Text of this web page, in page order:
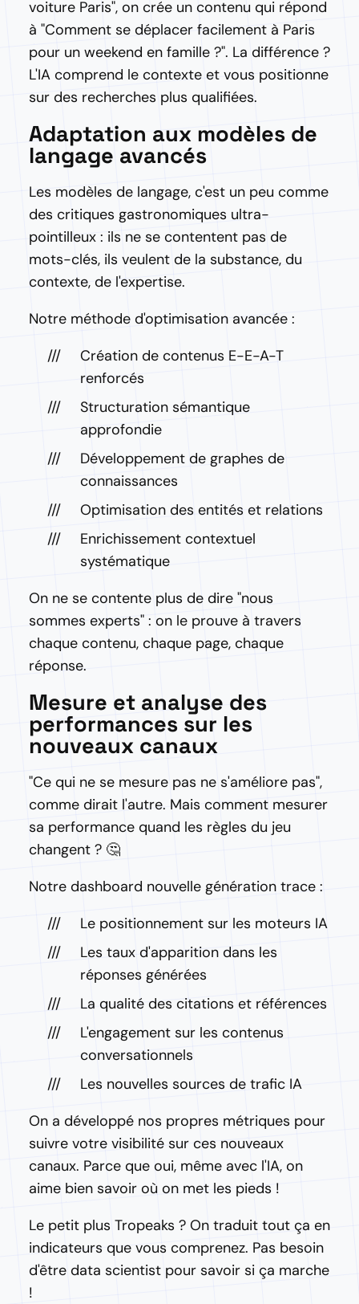
voiture Paris", on crée un contenu qui répond
à "Comment se déplacer facilement à Paris
pour un weekend en famille ?". La différence ?
L'IA comprend le contexte et vous positionne
sur des recherches plus qualifiées.
Adaptation aux modèles de
langage avancés
Les modèles de langage, c'est un peu comme
des critiques gastronomiques ultra-
pointilleux : ils ne se contentent pas de
mots-clés, ils veulent de la substance, du
contexte, de l'expertise.
Notre méthode d'optimisation avancée :
Création de contenus E-E-A-T
renforcés
Structuration sémantique
approfondie
Développement de graphes de
connaissances
Optimisation des entités et relations
Enrichissement contextuel
systématique
On ne se contente plus de dire "nous
sommes experts" : on le prouve à travers
chaque contenu, chaque page, chaque
réponse.
Mesure et analyse des
performances sur les
nouveaux canaux
"Ce qui ne se mesure pas ne s'améliore pas",
comme dirait l'autre. Mais comment mesurer
sa performance quand les règles du jeu
changent ? 🤔
Notre dashboard nouvelle génération trace :
Le positionnement sur les moteurs IA
Les taux d'apparition dans les
réponses générées
La qualité des citations et références
L'engagement sur les contenus
conversationnels
Les nouvelles sources de trafic IA
On a développé nos propres métriques pour
suivre votre visibilité sur ces nouveaux
canaux. Parce que oui, même avec l'IA, on
aime bien savoir où on met les pieds !
Le petit plus Tropeaks ? On traduit tout ça en
indicateurs que vous comprenez. Pas besoin
d'être data scientist pour savoir si ça marche
!